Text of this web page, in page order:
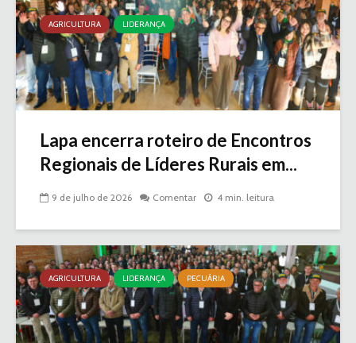
AGRICULTURA LIDERANÇA
Lapa encerra roteiro de Encontros
Regionais de Líderes Rurais em...
9 de julho de 2026 Comentar 4 min. leitura
AGRICULTURA LIDERANÇA PECUÁRIA